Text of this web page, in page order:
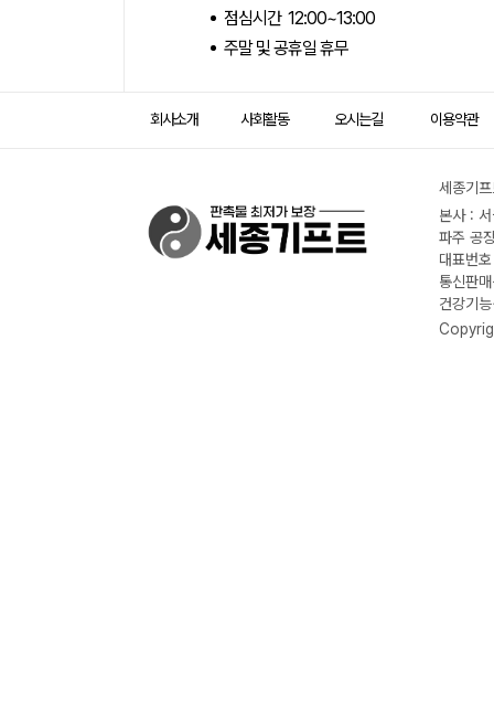
점심시간 12:00~13:00
주말 및 공휴일 휴무
회사소개 사회활동 오시는길 이용약관
세종기
본사 :
파주 공
대표번
통신판
건강기